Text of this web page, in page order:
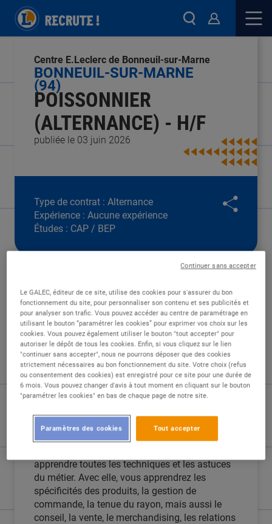
publiée le 03 juin 2026
POISSONNIER
(ALTERNANCE) - H/F
BONNEUIL-SUR-MARNE
(94)
Centre E.Leclerc de Bonneuil-sur-Marne
Type de contrat : Alternance
Expérience : Aucune expérience
Études : CAP / BEP
DESCRIPTION
E. Leclerc est un acteur militant de
l'apprentissage. Nous sommes attachés à la
transmission des savoir-faire, et l'alternance est
un bon moyen de réussir son entrée dans la vie
active. Chaque année, plus de 4.000 alternants
L'équipe de Leclerc de Bonneuil sur Marne s'est
apprendre toutes les techniques et les astuces
du métier. Avec elle, vous apprendrez les
spécificités des produits, la gestion de
commande, la tenue du rayon, mais aussi le
conseil, la vente, le merchandising, les relations
Le GALEC, éditeur de ce site, utilise des cookies pour s'assurer du bon
fonctionnement du site, pour personnaliser son contenu et ses publicités et
pour analyser son trafic. Vous pouvez accéder au centre de paramétrage en
utilisant le bouton “paramétrer les cookies” pour exprimer vos choix sur les
cookies. Vous pouvez également utiliser le bouton "tout accepter" pour
autoriser le dépôt de tous les cookies. Enfin, si vous cliquez sur le lien
"continuer sans accepter", nous ne pourrons déposer que des cookies
strictement nécessaires au bon fonctionnement du site. Votre choix (refus
ou consentement des cookies) est enregistré pour ce site pour une durée de
6 mois. Vous pouvez changer d'avis à tout moment en cliquant sur le bouton
"paramétrer les cookies" en bas de chaque page de notre site.
Tout accepter
Paramètres des cookies
Continuer sans accepter